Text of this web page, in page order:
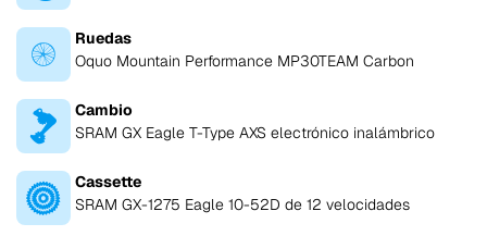
Ruedas
Oquo Mountain Performance MP30TEAM Carbon
Cambio
SRAM GX Eagle T-Type AXS electrónico inalámbrico
Cassette
SRAM GX-1275 Eagle 10-52D de 12 velocidades